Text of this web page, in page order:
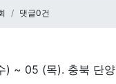
댓글0건
) ~ 05 (목). 충북 단양